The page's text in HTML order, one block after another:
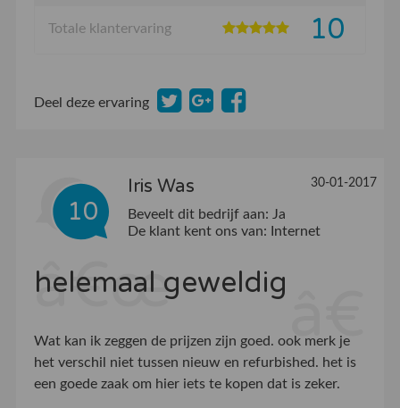
Totale klantervaring 10
Deel deze ervaring
10
Iris Was 30-01-2017
Beveelt dit bedrijf aan: Ja
De klant kent ons van:
Internet
helemaal geweldig
Wat kan ik zeggen de prijzen zijn goed. ook merk je
het verschil niet tussen nieuw en refurbished. het is
een goede zaak om hier iets te kopen dat is zeker.